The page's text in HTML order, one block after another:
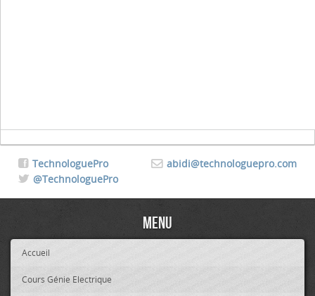
abidi@technologuepro.com
TechnologuePro
@TechnologuePro
Menu
Accueil
Cours Génie Electrique